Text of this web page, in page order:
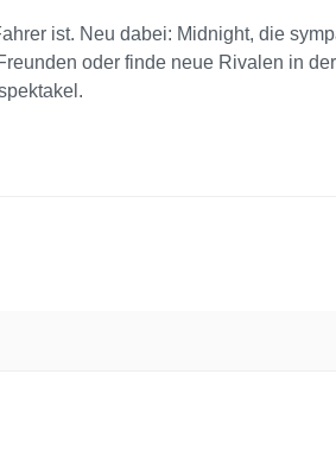
ist. Neu dabei: Midnight, die
oder finde neue Rivalen in